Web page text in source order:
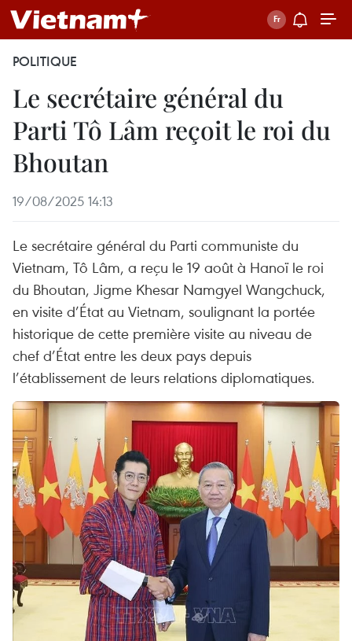
POLITIQUE
Le secrétaire général du
Parti Tô Lâm reçoit le roi du
Bhoutan
19/08/2025 14:13
Le secrétaire général du Parti communiste du
Vietnam, Tô Lâm, a reçu le 19 août à Hanoï le roi
du Bhoutan, Jigme Khesar Namgyel Wangchuck,
en visite d’État au Vietnam, soulignant la portée
historique de cette première visite au niveau de
chef d’État entre les deux pays depuis
l’établissement de leurs relations diplomatiques.